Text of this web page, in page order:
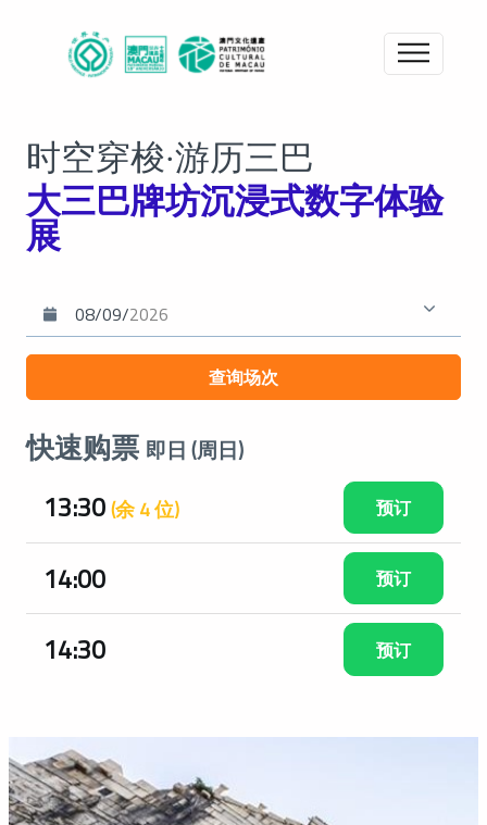
时空穿梭‧游历三巴
大三巴牌坊沉浸式数字体验
展
快速购票 即日 (周日)
13:30(余 4 位) 预订
14:00 预订
14:30 预订